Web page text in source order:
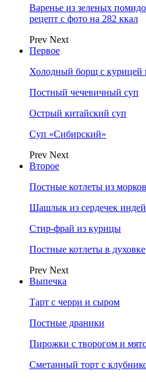
Варенье из зеленых
рецепт с фото на 282 ккал
Prev Next
Первое
Холодный борщ с курицей
Постный чечевичный суп
Острый китайский суп
Суп «Сибирский»
Prev Next
Второе
Постные котлеты из
Шашлык из сердечек
Стир-фрай из курицы
Постные котлеты в духовке
Prev Next
Выпечка
Тарт с черри и сыром
Постные драники
Пирожки с творогом и
Сметанный торт с